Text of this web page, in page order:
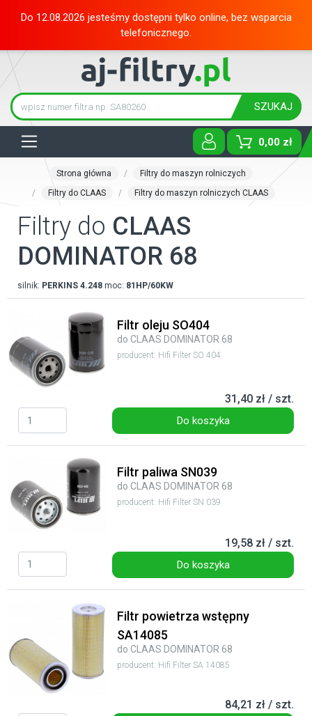
Do 12.08.2026 jesteśmy dostępni tylko online, bez wsparcia
telefonicznego.
SZUKAJ
0,00 zł
Strona główna
Filtry do maszyn rolniczych
Filtry do CLAAS
Filtry do maszyn rolniczych CLAAS
Filtry do CLAAS
DOMINATOR 68
silnik: PERKINS 4.248 moc: 81HP/60KW
Filtr oleju SO404
do CLAAS DOMINATOR 68
producent: Hifi Filter SO 404
31,40 zł / szt.
Do koszyka
Filtr paliwa SN039
do CLAAS DOMINATOR 68
producent: Hifi Filter SN 039
19,58 zł / szt.
Do koszyka
Filtr powietrza wstępny
SA14085
do CLAAS DOMINATOR 68
producent: Hifi Filter SA 14085
84,21 zł / szt.